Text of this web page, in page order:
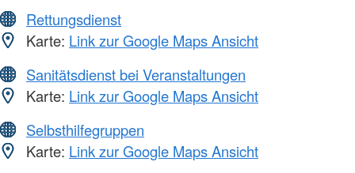
Rettungsdienst
Karte: Link zur Google Maps Ansicht
Sanitätsdienst bei Veranstaltungen
Karte: Link zur Google Maps Ansicht
Selbsthilfegruppen
Karte: Link zur Google Maps Ansicht